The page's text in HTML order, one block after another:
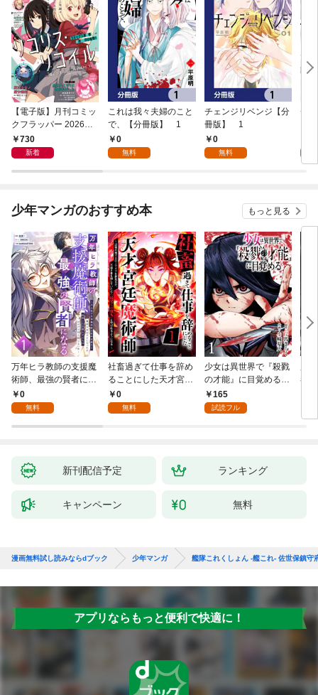
【電子版】月刊コミッ
クフラッパー 2026年9
月号730
新着
これは我々夫婦のこと
で、【分冊版】 1
0
無料
チェンジリベンジ【分
冊版】 1
0
無料
チ
少年マンガのおすすめ本 もっと見る
万年ヒラ教師の支援魔
術師、最強の賢者にな
る～不人気の支援魔術
師は給料泥棒だと魔術
が、出世した元教え子
0
無料
社畜過ぎて仕事を辞め
ることにした天才宮廷
魔術師～辺境の地でス
ローライフを夢見る
0
無料
少女は異世界で『殺戮
の才能』に目覚める
(話売り) #1
165
試読フル
者
新刊配信予定 ランキング
キャンペーン 無料
漫画無料試し読みならdブック 少年マンガ 艦隊これくしょん -艦これ- 佐世保鎮守
アプリならもっと便利で快適に！